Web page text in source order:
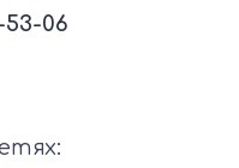
53-06